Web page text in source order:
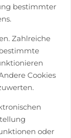
bestimmter
Zahlreiche
Cookies
oder